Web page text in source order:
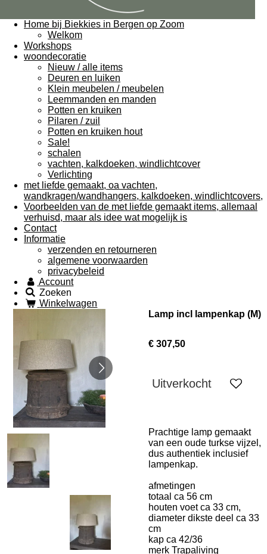
Home bij Biekkies in Bergen op Zoom
Welkom
Workshops
woondecoratie
Nieuw / alle items
Deuren en luiken
Klein meubelen / meubelen
Leemmanden en manden
Potten en kruiken
Pilaren / zuil
Potten en kruiken hout
Sale!
schalen
vachten, kalkdoeken, windlichtcover
Verlichting
met liefde gemaakt, oa vachten,
wandkragen/wandhangers, kalkdoeken, windlichtcovers,
Voorbeelden van de met liefde gemaakt items, allemaal
verhuisd, maar als idee wat mogelijk is
Contact
Informatie
verzenden en retourneren
algemene voorwaarden
privacybeleid
Account
Zoeken
Winkelwagen
Lamp incl lampenkap (M)
€ 307,50
Uitverkocht
Prachtige lamp gemaakt
van een oude turkse vijzel,
dus authentiek inclusief
lampenkap.
afmetingen
totaal ca 56 cm
houten voet ca 33 cm,
diameter dikste deel ca 33
cm
kap ca 42/36
merk Trapaliving